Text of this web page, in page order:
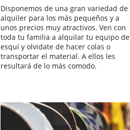
Disponemos de una gran variedad de
alquiler para los más pequeños y a
unos precios muy atractivos. Ven con
toda tu familia a alquilar tu equipo de
esquí y olvidate de hacer colas o
transportar el material. A ellos les
resultará de lo más comodo.